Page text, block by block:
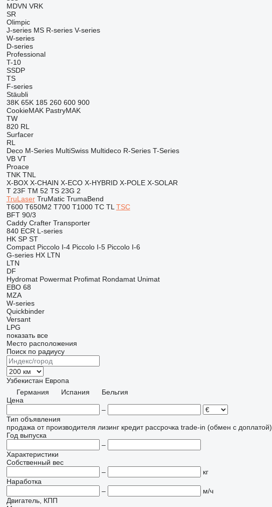
MDVN VRK
SR
Olimpic
J-series MS R-series V-series
W-series
D-series
Professional
T-10
SSDP
TS
F-series
Stäubli
38K 65K 185 260 600 900
CookieMAK PastryMAK
TW
820 RL
Surfacer
RL
Deco M-Series MultiSwiss Multideco R-Series T-Series
VB VT
Proace
TNK TNL
X-BOX X-CHAIN X-ECO X-HYBRID X-POLE X-SOLAR
T 23F TM 52 TS 23G 2
TruLaser TruMatic TrumaBend
T600 T650M2 T700 T1000 TC TL TSC
BFT 90/3
Caddy Crafter Transporter
840 ECR L-series
HK SP ST
Compact Piccolo I-4 Piccolo I-5 Piccolo I-6
G-series HX LTN
LTN
DF
Hydromat Powermat Profimat Rondamat Unimat
EBO 68
MZA
W-series
Quickbinder
Versant
LPG
показать все
Место расположения
Поиск по радиусу
Узбекистан Европа
Германия
Испания
Бельгия
Цена
–
Тип объявления
продажа от производителя лизинг кредит рассрочка trade-in (обмен с доплатой)
Год выпуска
–
Характеристики
Собственный вес
–
кг
Наработка
–
м/ч
Двигатель, КПП